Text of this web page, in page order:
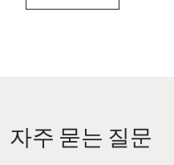
자주 묻는 질문